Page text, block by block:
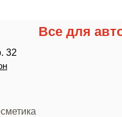
Все для
32